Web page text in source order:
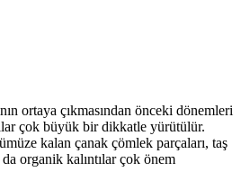
ortaya çıkmasından önceki dönemleri
çok büyük bir dikkatle yürütülür.
kalan çanak çömlek parçaları, taş
organik kalıntılar çok önem